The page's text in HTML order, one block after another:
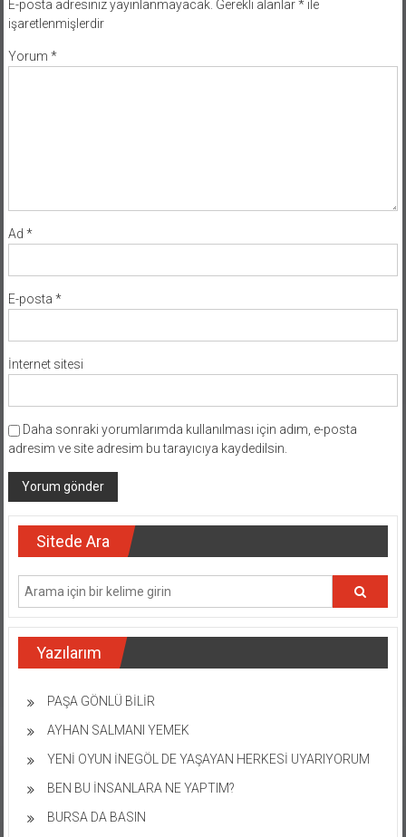
E-posta adresiniz yayınlanmayacak. Gerekli alanlar*ile
işaretlenmişlerdir
Yorum *
Ad *
E-posta *
İnternet sitesi
Daha sonraki yorumlarımda kullanılması için adım, e-posta
adresim ve site adresim bu tarayıcıya kaydedilsin.
Sitede Ara
Yazılarım
PAŞA GÖNLÜ BİLİR
AYHAN SALMANI YEMEK
YENİ OYUN İNEGÖL DE YAŞAYAN HERKESİ UYARIYORUM
BEN BU İNSANLARA NE YAPTIM?
BURSA DA BASIN